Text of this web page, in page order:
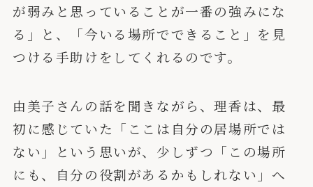
が弱みと思っていることが一番の強みにな
る」と、「今いる場所でできること」を見
つける手助けをしてくれるのです。
由美子さんの話を聞きながら、理香は、最
初に感じていた「ここは自分の居場所では
ない」という思いが、少しずつ「この場所
にも、自分の役割があるかもしれない」へ